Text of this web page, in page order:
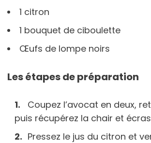
1 citron
1 bouquet de ciboulette
Œufs de lompe noirs
Les étapes de préparation
Coupez l’avocat en deux,
puis récupérez la chair et
Pressez le jus du citron et